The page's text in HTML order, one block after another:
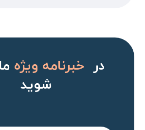
درخبرنامه ویژه
شوید